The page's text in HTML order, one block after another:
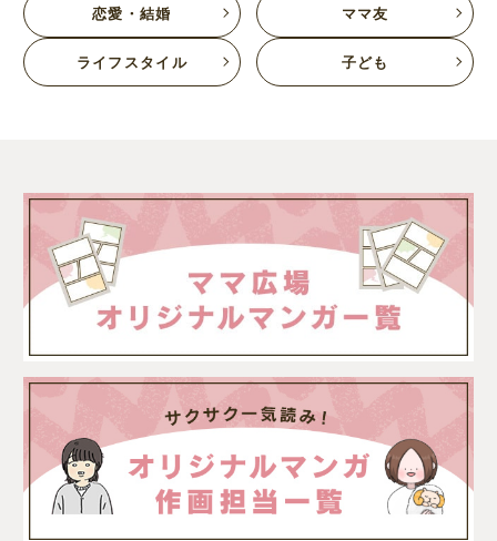
恋愛・結婚 ママ友
ライフスタイル 子ども